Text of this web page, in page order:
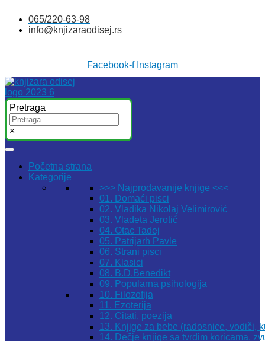
sadržaj
065/220-63-98
info@knjizaraodisej.rs
Facebook-f Instagram
Pretraga
×
Početna strana
Kategorije
>>> Najprodavanije knjige <<<
01. Domaći pisci
02. Vladika Nikolaj Velimirović
03. Vladeta Jerotić
04. Otac Tadej
05. Patrijarh Pavle
06. Strani pisci
07. Klasici
08. B.D.Benedikt
09. Popularna psihologija
10. Filozofija
11. Ezoterija
12. Citati, poezija
13. Knjige za bebe (radosnice, vodiči,
14. Dečje knjige sa tvrdim koricama,